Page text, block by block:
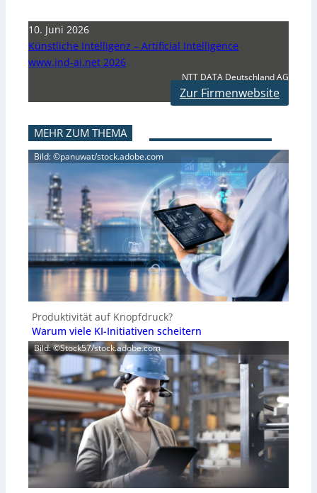
10. Juni 2026
Künstliche Intelligenz – Artificial Intelligence
www.ind-ai.net 2026
NTT DATA Deutschland AG
Zur Firmenwebsite
MEHR ZUM THEMA
Bild: ©panuwat/stock.adobe.com
Produktivität auf Knopfdruck?
Warum viele KI-Initiativen scheitern
Bild: ©Stock57/stock.adobe.com